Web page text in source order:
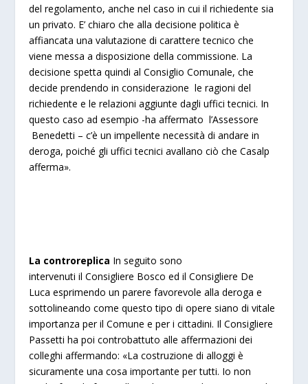
del regolamento, anche nel caso in cui il richiedente sia
un privato. E’ chiaro che alla decisione politica è
affiancata una valutazione di carattere tecnico che
viene messa a disposizione della commissione. La
decisione spetta quindi al Consiglio Comunale, che
decide prendendo in considerazione le ragioni del
richiedente e le relazioni aggiunte dagli uffici tecnici. In
questo caso ad esempio -ha affermato l’Assessore
Benedetti – c’è un impellente necessità di andare in
deroga, poiché gli uffici tecnici avallano ciò che Casalp
afferma».
La controreplica In seguito sono
intervenuti il Consigliere Bosco ed il Consigliere De
Luca esprimendo un parere favorevole alla deroga e
sottolineando come questo tipo di opere siano di vitale
importanza per il Comune e per i cittadini. Il Consigliere
Passetti ha poi controbattuto alle affermazioni dei
colleghi affermando: «La costruzione di alloggi è
sicuramente una cosa importante per tutti. Io non